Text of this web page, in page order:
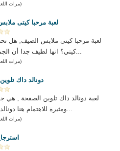
(مرات اللعب: 4 969)
لعبة مرحبا كيتى
لعبة مرحبا كيتى ملابس الصيف, هل
كيتي؟ انها لطيف جدا أن الجميع يحبها...
(مرات اللعب: 2 355)
دونالد داك
لعبة دونالد داك تلوين الصفحة , هي
(مرات اللعب: 1 564)